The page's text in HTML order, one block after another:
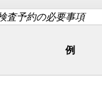
査予約の必要事項
例